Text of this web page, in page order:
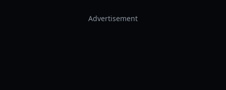
Advertisement